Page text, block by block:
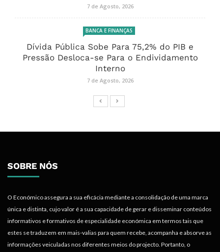
7 de Agosto, 2026
BANCA E FINANÇAS
Dívida Pública Sobe Para 75,2% do PIB e
Pressão Desloca-se Para o Endividamento
Interno
7 de Agosto, 2026
SOBRE NÓS
O Económico assegura a sua eficácia mediante a consolidação de uma marca
única e distinta, cujo valor é a sua capacidade de gerar e disseminar conteúdos
informativos e formativos de especialidade económica em termos tais que
estes se traduzem em mais-valias para quem recebe, acompanha e absorve as
informações veiculadas nos diferentes meios do projecto. Portanto, o